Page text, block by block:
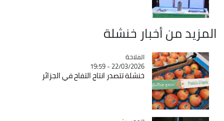
المزيد من أخبار خنشلة
Catégorie
الفلاحة
22/03/2026 - 19:59
خنشلة تتصدر انتاج التفاح في الجزائر